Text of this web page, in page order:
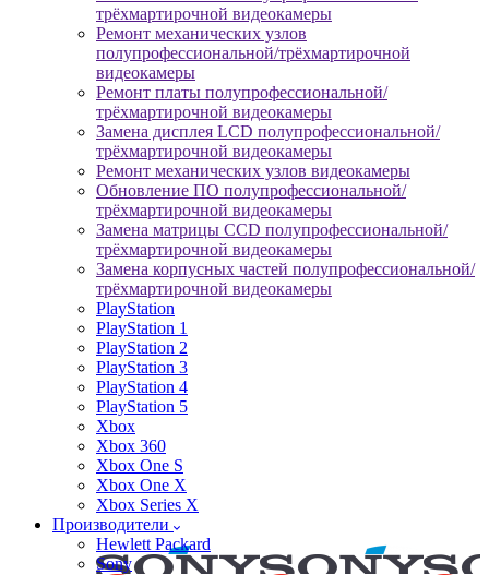
трёхмартирочной видеокамеры
Ремонт механических узлов
полупрофессиональной/трёхмартирочной
видеокамеры
Ремонт платы полупрофессиональной/
трёхмартирочной видеокамеры
Замена дисплея LCD полупрофессиональной/
трёхмартирочной видеокамеры
Ремонт механических узлов видеокамеры
Обновление ПО полупрофессиональной/
трёхмартирочной видеокамеры
Замена матрицы CCD полупрофессиональной/
трёхмартирочной видеокамеры
Замена корпусных частей полупрофессиональной/
трёхмартирочной видеокамеры
PlayStation
PlayStation 1
PlayStation 2
PlayStation 3
PlayStation 4
PlayStation 5
Xbox
Xbox 360
Xbox One S
Xbox One X
Xbox Series X
Производители
Hewlett Packard
Sony